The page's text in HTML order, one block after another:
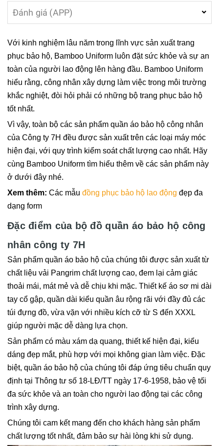
Đánh giá (APP)
Với kinh nghiệm lâu năm trong lĩnh vực sản xuất trang
phục bảo hộ, Bamboo Uniform luôn đặt sức khỏe và sự an
toàn của người lao động lên hàng đầu. Bamboo Uniform
hiểu rằng, công nhân xây dựng làm việc trong môi trường
khắc nghiệt, đòi hỏi phải có những bộ trang phục bảo hộ
tốt nhất.
Vì vậy, toàn bộ các sản phẩm quần áo bảo hộ công nhân
của Công ty 7H đều được sản xuất trên các loại máy móc
hiện đại, với quy trình kiểm soát chất lượng cao nhất. Hãy
cùng Bamboo Uniform tìm hiểu thêm về các sản phẩm này
ở dưới đây nhé.
Xem thêm: Các mẫu đồng phục bảo hộ lao động đẹp đa
dạng form
Đặc điểm của bộ đồ quần áo bảo hộ công
nhân công ty 7H
Sản phẩm quần áo bảo hộ của chúng tôi được sản xuất từ
chất liệu vải Pangrim chất lượng cao, đem lại cảm giác
thoải mái, mát mẻ và dễ chịu khi mặc. Thiết kế áo sơ mi dài
tay cổ gập, quần dài kiểu quần âu rộng rãi với đầy đủ các
túi đựng đồ, vừa vặn với nhiều kích cỡ từ S đến XXXL
giúp người mặc dễ dàng lựa chọn.
Sản phẩm có màu xám dạ quang, thiết kế hiện đại, kiểu
dáng đẹp mắt, phù hợp với mọi không gian làm việc. Đặc
biệt, quần áo bảo hộ của chúng tôi đáp ứng tiêu chuẩn quy
định tại Thông tư số 18-LĐ/TT ngày 17-6-1958, bảo vệ tối
đa sức khỏe và an toàn cho người lao động tại các công
trình xây dựng.
Chúng tôi cam kết mang đến cho khách hàng sản phẩm
chất lượng tốt nhất, đảm bảo sự hài lòng khi sử dụng.